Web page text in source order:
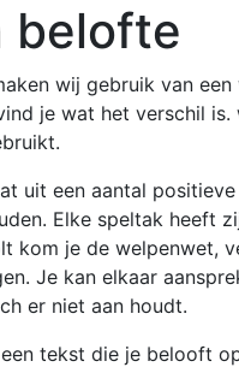
belofte
wij gebruik van
je wat het verschil
uit een aantal
Elke speltak heeft
kom je de welpenwet,
Je kan elkaar
er niet aan houdt.
tekst die je belooft